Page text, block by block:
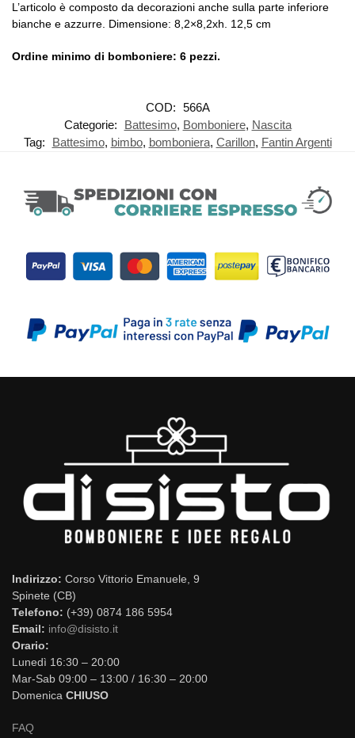
L’articolo è composto da decorazioni anche sulla parte inferiore
bianche e azzurre. Dimensione: 8,2×8,2xh. 12,5 cm
Ordine minimo di bomboniere: 6 pezzi.
COD: 566A
Categorie:
Battesimo, Bomboniere, Nascita
Tag:
Battesimo, bimbo, bomboniera, Carillon, Fantin Argenti
Indirizzo: Corso Vittorio Emanuele, 9
Spinete (CB)
Telefono: (+39) 0874 186 5954
Email: info@disisto.it
Orario:
Lunedì 16:30 – 20:00
Mar-Sab 09:00 – 13:00 / 16:30 – 20:00
Domenica CHIUSO
FAQ